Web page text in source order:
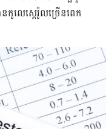
កូលេស្តេរ៉ូល​ច្រើន​ពេក​